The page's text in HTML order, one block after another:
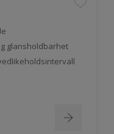
glansholdbarhet